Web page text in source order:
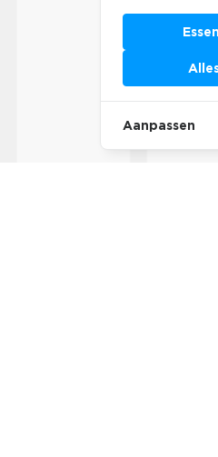
Aanpassen